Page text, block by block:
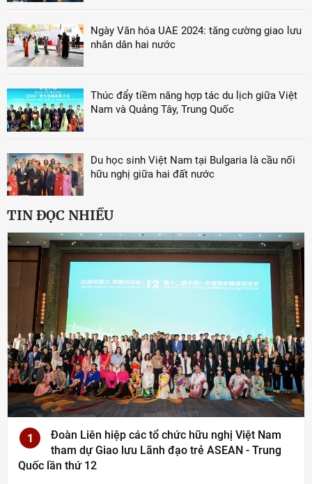
Ngày Văn hóa UAE 2024: tăng cường giao lưu
nhân dân hai nước
Thúc đẩy tiềm năng hợp tác du lịch giữa Việt
Nam và Quảng Tây, Trung Quốc
Du học sinh Việt Nam tại Bulgaria là cầu nối
hữu nghị giữa hai đất nước
TIN ĐỌC NHIỀU
1
Đoàn Liên hiệp các tổ chức hữu nghị Việt Nam
tham dự Giao lưu Lãnh đạo trẻ ASEAN - Trung
Quốc lần thứ 12